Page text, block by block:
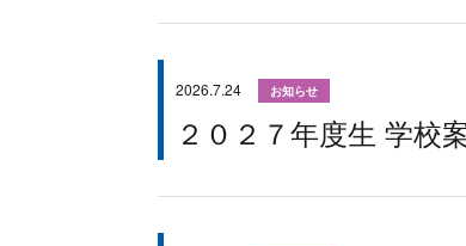
2026.7.24 お知らせ
２０２７年度生 学校